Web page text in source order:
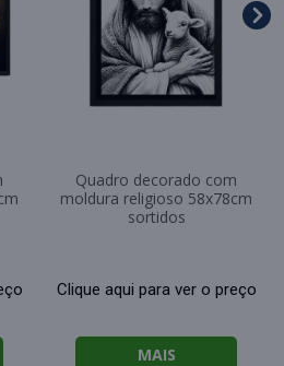
Quadro decorado com
moldura religioso 58x78cm
sortidos
Clique aqui para ver o preço
MAIS